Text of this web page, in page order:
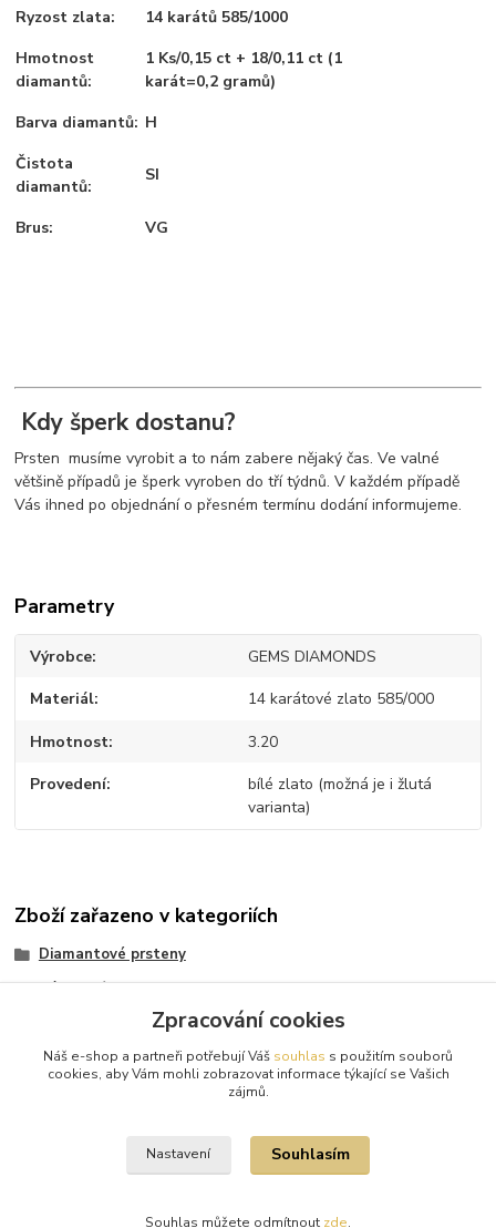
Ryzost zlata:
14 karátů 585/1000
Hmotnost
diamantů:
1 Ks/0,15 ct + 18/0,11 ct (1
karát=0,2 gramů)
Barva diamantů: H
Čistota
diamantů:
SI
Brus: VG
Kdy šperk dostanu?
Prsten musíme vyrobit a to nám zabere nějaký čas. Ve valné
většině případů je šperk vyroben do tří týdnů. V každém případě
Vás ihned po objednání o přesném termínu dodání informujeme.
Parametry
Výrobce GEMS DIAMONDS
Materiál 14 karátové zlato 585/000
Hmotnost 3.20
Provedení
bílé zlato (možná je i žlutá
varianta)
Zboží zařazeno v kategoriích
Diamantové prsteny
Zásnubní prsteny
Bílé zlato
Zpracování cookies
Náš e-shop a partneři potřebují Váš souhlas s použitím souborů
cookies, aby Vám mohli zobrazovat informace týkající se Vašich
zájmů.
Nastavení Souhlasím
Souhlas můžete odmítnout zde.